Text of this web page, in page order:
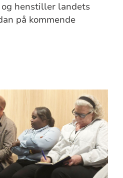
henstiller landets
på kommende